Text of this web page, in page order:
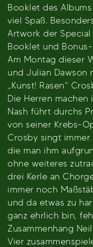
Booklet des
viel Spaß.
Artwork der
Booklet und
Am Montag dieser
und Julian Dawson
„Kunst! Rasen“
Die Herren machen
Nash führt durchs
von seiner Krebs-
Crosby singt
die man ihm
ohne weiteres
drei Kerle an
immer noch
und da etwas zu
ganz ehrlich bin,
Zusammenhang
Vier